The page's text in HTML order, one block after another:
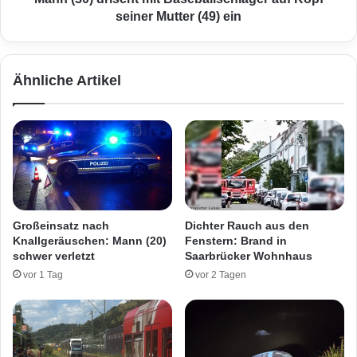
z
k
o
p
f
ü
e
r
m
U
n
t
e
t
t
B
a
s
e
a
c
h
l
ä
seiner Mutter (49) ein
Ähnliche Artikel
Großeinsatz nach
Knallgeräuschen: Mann (20)
schwer verletzt
vor 1 Tag
Dichter Rauch aus den
Fenstern: Brand in
Saarbrücker Wohnhaus
vor 2 Tagen